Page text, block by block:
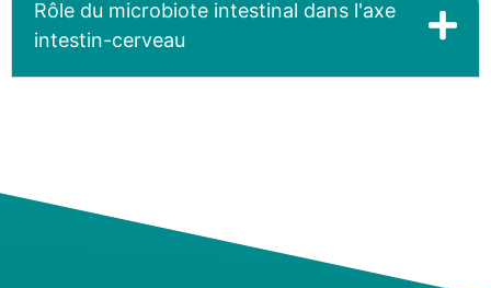
Rôle du microbiote intestinal dans l'axe
intestin-cerveau